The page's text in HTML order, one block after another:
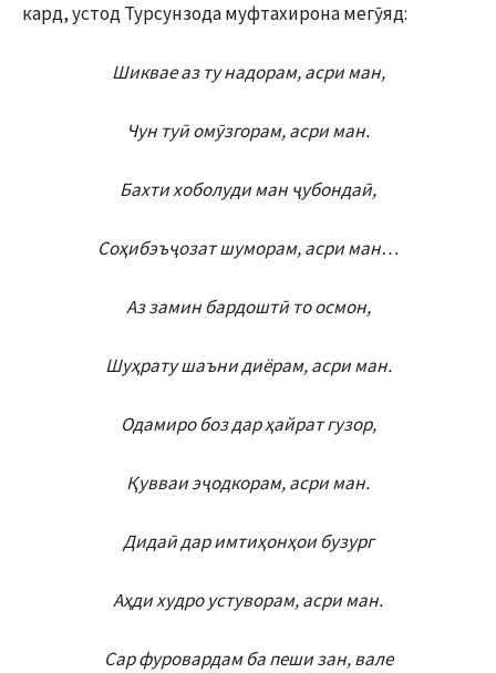
кард, устод Турсунзода муфтахирона мегӯяд:
Шиквае аз ту надорам, асри ман,
Чун туӣ омӯзгорам, асри ман.
Бахти хоболуди ман ҷубондаӣ,
Соҳибэъҷозат шуморам, асри ман…
Аз замин бардоштӣ то осмон,
Шуҳрату шаъни диёрам, асри ман.
Одамиро боз дар ҳайрат гузор,
Қувваи эҷодкорам, асри ман.
Дидаӣ дар имтиҳонҳои бузург
Аҳди худро устуворам, асри ман.
Сар фуровардам ба пеши зан, вале